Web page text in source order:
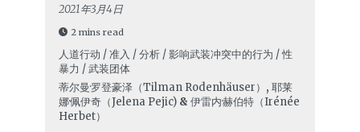
2021年3月4日
2 mins read
人道行动 / 准入 / 分析 / 影响武装冲突中的行为 / 性
暴力 / 武装团体
蒂尔曼·罗登豪泽（Tilman Rodenhäuser） , 耶莱
娜·佩伊奇（Jelena Pejic)& 伊雷内·赫伯特（Irénée
Herbet）